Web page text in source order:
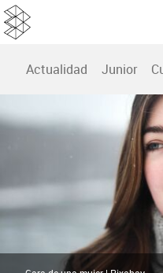
Actualidad Junior